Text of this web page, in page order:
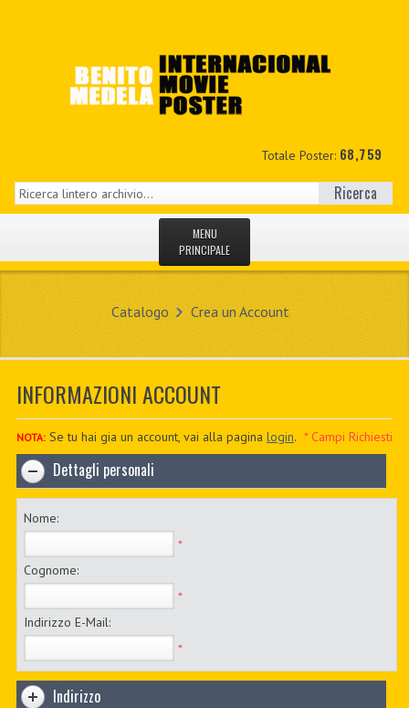
Totale Poster: 68,759
Ricerca
MENU
PRINCIPALE
IL MIO CONTO
CONTATTO
PDF BOOKS
Catalogo Crea un Account
INFORMAZIONI ACCOUNT
NOTA:Se tu hai gia un account, vai alla pagina login. * Campi Richiesti
Dettagli personali
Nome:
*
Cognome:
*
Indirizzo E-Mail:
*
Indirizzo